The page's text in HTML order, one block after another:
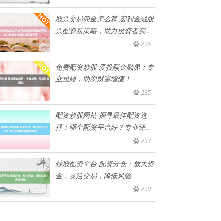
股票交易佣金怎么算 宏利金融股
票配资新策略，助力投资者实现
236
免费配资炒股 爱投顾金融界：专
业投顾，助您财富增值！
235
配资炒股网站 探寻最佳配资选
择：哪个配资平台好？专业评测
233
炒股配资平台 配资分仓：放大资
金，灵活交易，降低风险
230